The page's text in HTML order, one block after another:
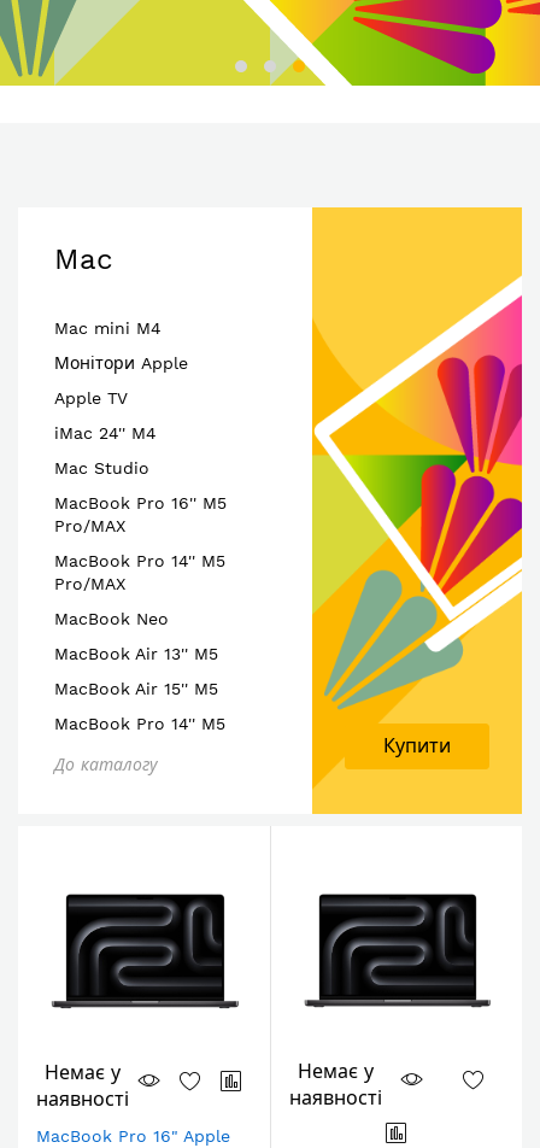
Mac
Mac mini M4
Монітори Apple
Apple TV
iMac 24'' M4
Mac Studio
MacBook Pro 16'' M5
Pro/MAX
MacBook Pro 14'' M5
Pro/MAX
MacBook Neo
MacBook Air 13'' M5
MacBook Air 15'' M5
MacBook Pro 14'' M5
До каталогу
Купити
Немає у
наявності
MacBook Pro 16" Apple
Немає у
наявності